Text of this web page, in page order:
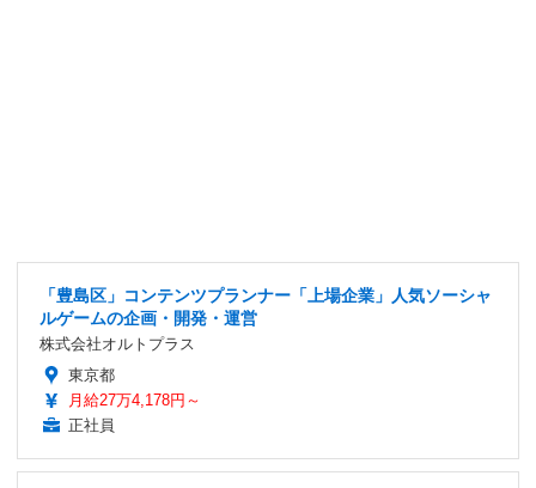
「豊島区」コンテンツプランナー「上場企業」人気ソーシャ
ルゲームの企画・開発・運営
株式会社オルトプラス
東京都
月給27万4,178円～
正社員